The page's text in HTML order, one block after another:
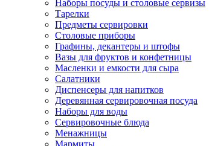
Наборы посуды и столовые сервизы
Тарелки
Предметы сервировки
Столовые приборы
Графины, декантеры и штофы
Вазы для фруктов и конфетницы
Масленки и емкости для сыра
Салатники
Диспенсеры для напитков
Деревянная сервировочная посуда
Наборы для воды
Сервировочные блюда
Менажницы
Мармиты